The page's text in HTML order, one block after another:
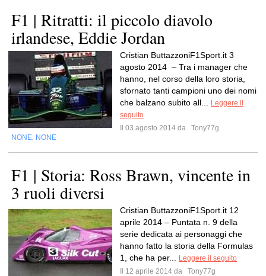
F1 | Ritratti: il piccolo diavolo
irlandese, Eddie Jordan
Cristian ButtazzoniF1Sport.it 3
agosto 2014 – Tra i manager che
hanno, nel corso della loro storia,
sfornato tanti campioni uno dei nomi
che balzano subito all...
Leggere il
seguito
Il 03 agosto 2014 da
Tony77g
NONE NONE
F1 | Storia: Ross Brawn, vincente in
3 ruoli diversi
Cristian ButtazzoniF1Sport.it 12
aprile 2014 – Puntata n. 9 della
serie dedicata ai personaggi che
hanno fatto la storia della Formulas
1, che ha per...
Leggere il seguito
Il 12 aprile 2014 da
Tony77g